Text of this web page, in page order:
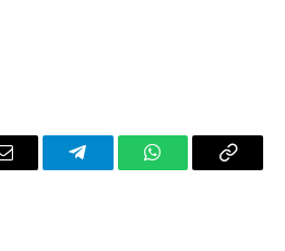
Email TelegramWhatsAppCopy